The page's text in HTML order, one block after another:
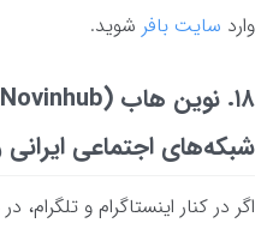
وارد سایت بافر شوید.
شبکه‌های اجتماعی
اگر در کنار اینستاگرام و